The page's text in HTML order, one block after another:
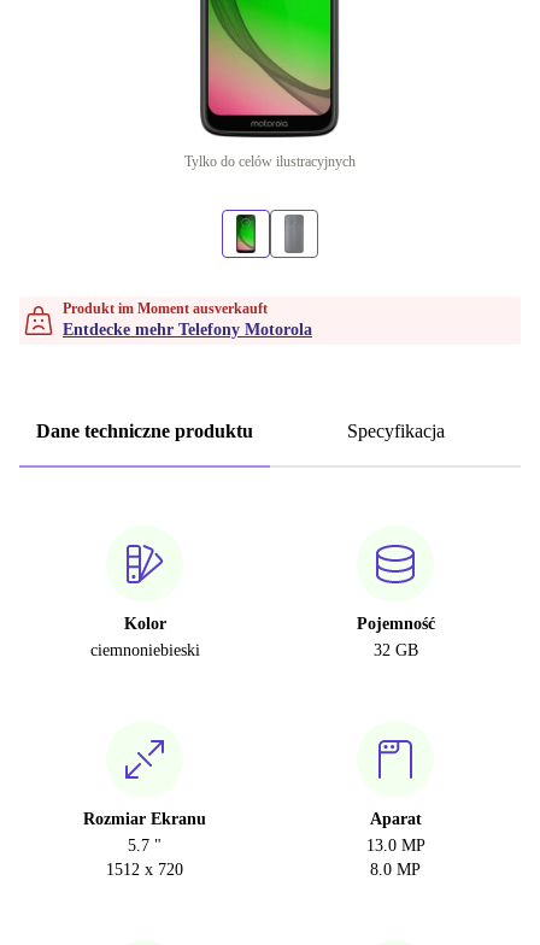
Tylko do celów ilustracyjnych
Produkt im Moment ausverkauft
Entdecke mehr Telefony Motorola
Dane techniczne produktu Specyfikacja
Kolor
ciemnoniebieski
Pojemność
32 GB
Rozmiar Ekranu
5.7 "
1512 x 720
Aparat
13.0 MP
8.0 MP